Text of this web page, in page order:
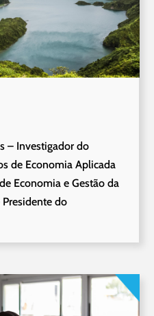
– Investigador do
de Economia Aplicada
Economia e Gestão da
do